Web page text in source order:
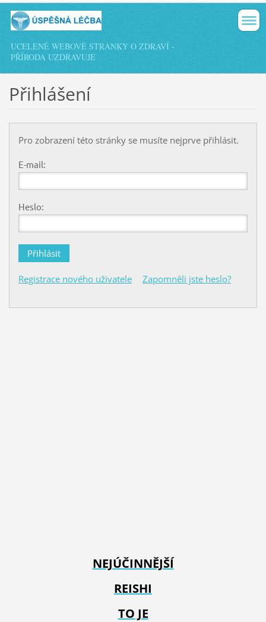
UCELENÉ WEBOVÉ STRÁNKY O ZDRAVÍ -
PŘÍRODA UZDRAVUJE
Přihlášení
Pro zobrazení této stránky se musíte nejprve přihlásit.
E-mail:
Heslo:
Registrace nového uživatele Zapomněli jste heslo?
NEJÚČINNĚJŠÍ
REISHI
TO JE